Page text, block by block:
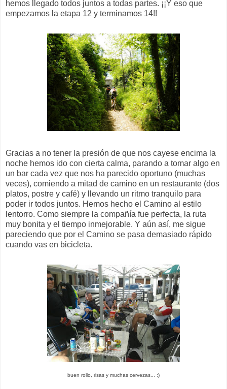
hemos llegado todos juntos a todas partes. ¡¡Y eso que
empezamos la etapa 12 y terminamos 14!!
Gracias a no tener la presión de que nos cayese encima la
noche hemos ido con cierta calma, parando a tomar algo en
un bar cada vez que nos ha parecido oportuno (muchas
veces), comiendo a mitad de camino en un restaurante (dos
platos, postre y café) y llevando un ritmo tranquilo para
poder ir todos juntos. Hemos hecho el Camino al estilo
lentorro. Como siempre la compañía fue perfecta, la ruta
muy bonita y el tiempo inmejorable. Y aún así, me sigue
pareciendo que por el Camino se pasa demasiado rápido
cuando vas en bicicleta.
buen rollo, risas y muchas cervezas... ;)